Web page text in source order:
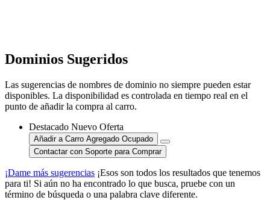
Dominios Sugeridos
Las sugerencias de nombres de dominio no siempre pueden estar
disponibles. La disponibilidad es controlada en tiempo real en el
punto de añadir la compra al carro.
Destacado Nuevo Oferta
Añadir a Carro Agregado Ocupado
Contactar con Soporte para Comprar
¡Dame más sugerencias ¡Esos son todos los resultados que tenemos
para ti! Si aún no ha encontrado lo que busca, pruebe con un
término de búsqueda o una palabra clave diferente.